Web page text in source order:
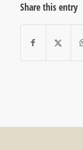
Share this entry